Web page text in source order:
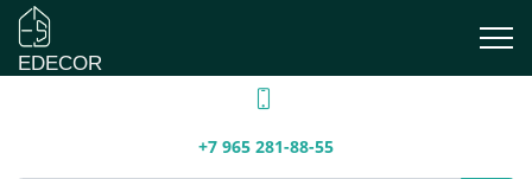
EDECOR
+7 965 281-88-55